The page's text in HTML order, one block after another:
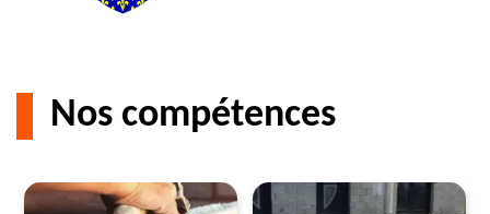
Nos compétences